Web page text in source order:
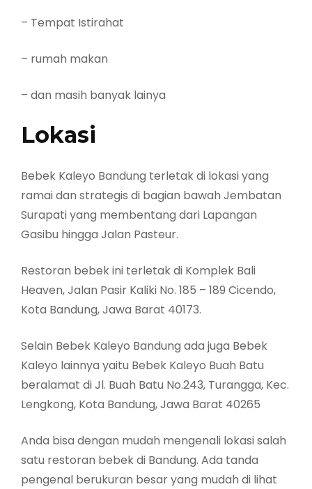
– Tempat Istirahat
– rumah makan
– dan masih banyak lainya
Lokasi
Bebek Kaleyo Bandung terletak di lokasi yang
ramai dan strategis di bagian bawah Jembatan
Surapati yang membentang dari Lapangan
Gasibu hingga Jalan Pasteur.
Restoran bebek ini terletak di Komplek Bali
Heaven, Jalan Pasir Kaliki No. 185 – 189 Cicendo,
Kota Bandung, Jawa Barat 40173.
Selain Bebek Kaleyo Bandung ada juga Bebek
Kaleyo lainnya yaitu Bebek Kaleyo Buah Batu
beralamat di Jl. Buah Batu No.243, Turangga, Kec.
Lengkong, Kota Bandung, Jawa Barat 40265
Anda bisa dengan mudah mengenali lokasi salah
satu restoran bebek di Bandung. Ada tanda
pengenal berukuran besar yang mudah di lihat